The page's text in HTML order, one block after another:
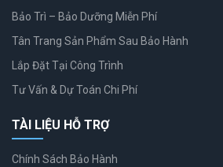
Bảo Trì – Bảo Dưỡng Miễn Phí
Tân Trang Sản Phẩm Sau Bảo Hành
Lắp Đặt Tại Công Trình
Tư Vấn & Dự Toán Chi Phí
TÀI LIỆU HỖ TRỢ
Chính Sách Bảo Hành